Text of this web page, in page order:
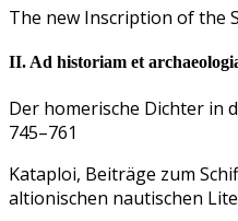
The new Inscription of the
II. Ad historiam et
Der homerische Dichter in
745–761
Kataploi, Beiträge zum
altionischen nautischen